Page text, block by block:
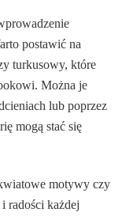
postawić na
turkusowy, które
Można je
lub poprzez
mogą stać się
motywy czy
radości każdej